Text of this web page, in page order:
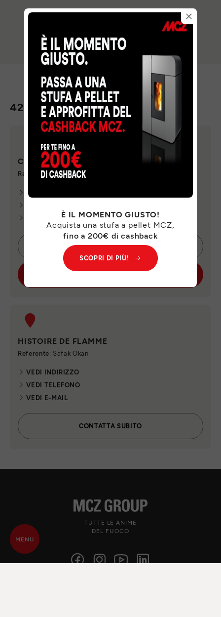
42 LOIRE
CIEL AZUR
Referente : FLORIAN CALIOP
VEDI E-MAIL
CONTATTA SUBITO
HISTOIRE DE FLAMME
Referente: Safak Okan
VEDI INDIRIZZO
VEDI TELEFONO
VEDI E-MAIL
CONTATTA SUBITO
TUTTE LE ANIME
DEL FUOCO
MENU
È IL MOMENTO GIUSTO!
Acquista una stufa a pellet MCZ,
fino a 200€ di cashback
SCOPRI DI PIÙ!